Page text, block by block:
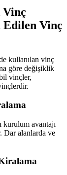
Vinç
Vinç
kullanılan vinç
göre değişiklik
vinçler,
avantajı
Dar alanlarda ve